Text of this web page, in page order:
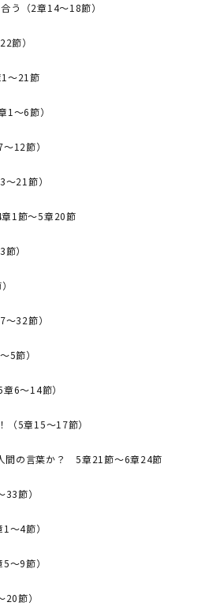
う（2章14～18節）
節）
～21節
～6節）
12節）
21節）
1節～5章20節
）
32節）
5節）
6～14節）
5章15～17節）
の言葉か？ 5章21節～6章24節
節）
～4節）
～9節）
節）